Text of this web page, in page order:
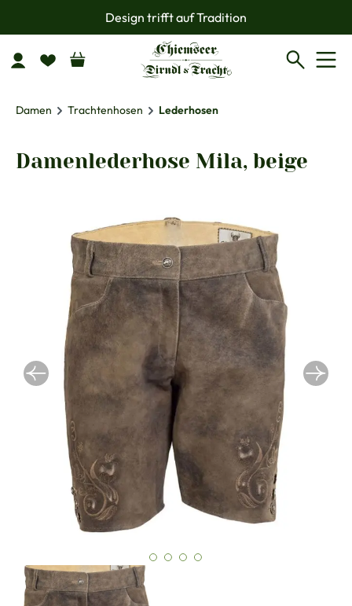
Zum Hauptinhalt springenDesign trifft auf Tradition
Damen Trachtenhosen Lederhosen
Damenlederhose Mila, beige